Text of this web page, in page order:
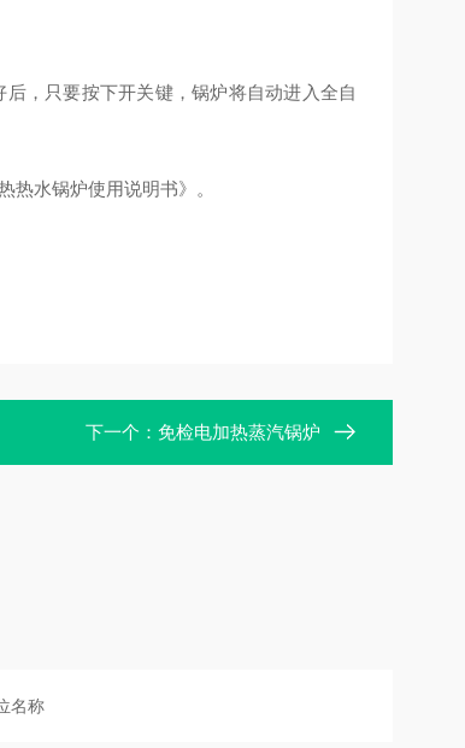
，只要按下开关键，锅炉将自动进入全自
水锅炉使用说明书》。
下一个： 免检电加热蒸汽锅炉